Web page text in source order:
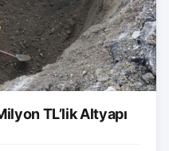
TL’lik Altyapı